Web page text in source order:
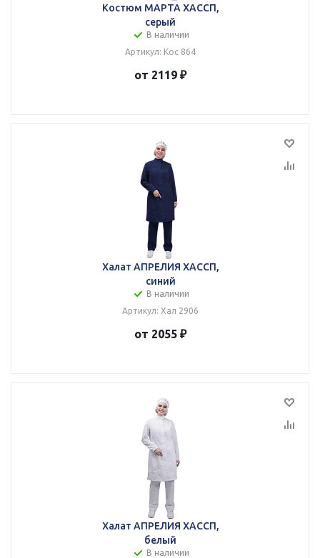
Костюм МАРТА ХАССП,
серый
В наличии
Артикул: Кос 864
от 2119 ₽
Халат АПРЕЛИЯ ХАССП,
синий
В наличии
Артикул: Хал 2906
от 2055 ₽
Халат АПРЕЛИЯ ХАССП,
белый
В наличии